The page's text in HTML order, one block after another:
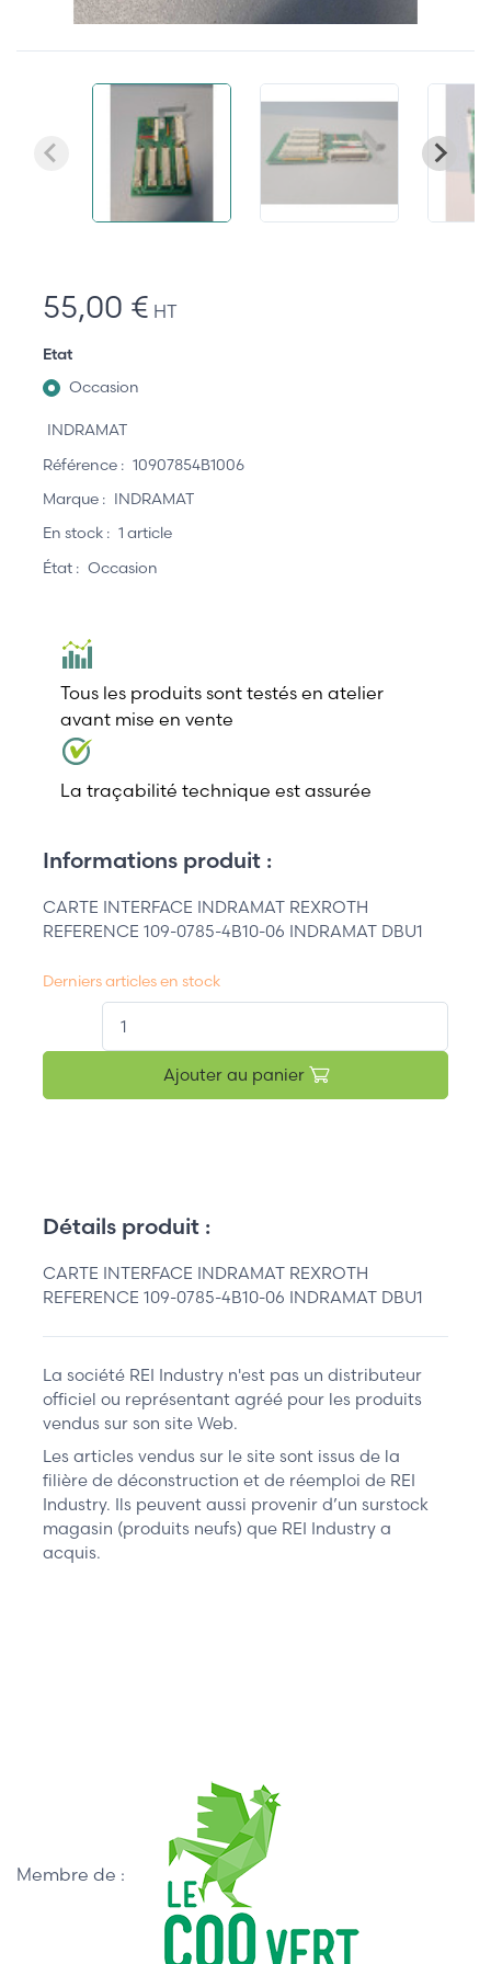
55,00 € HT
Etat
Occasion
INDRAMAT
Référence : 10907854B1006
Marque : INDRAMAT
En stock : 1 article
État : Occasion
Tous les produits sont testés en atelier
avant mise en vente
La traçabilité technique est assurée
Informations produit :
CARTE INTERFACE INDRAMAT REXROTH
REFERENCE 109-0785-4B10-06 INDRAMAT DBU1
Derniers articles en stock
Ajouter au panier
Détails produit :
CARTE INTERFACE INDRAMAT REXROTH
REFERENCE 109-0785-4B10-06 INDRAMAT DBU1
La société REI Industry n'est pas un distributeur
officiel ou représentant agréé pour les produits
vendus sur son site Web.
Les articles vendus sur le site sont issus de la
filière de déconstruction et de réemploi de REI
Industry. Ils peuvent aussi provenir d’un surstock
magasin (produits neufs) que REI Industry a
acquis.
Membre de :